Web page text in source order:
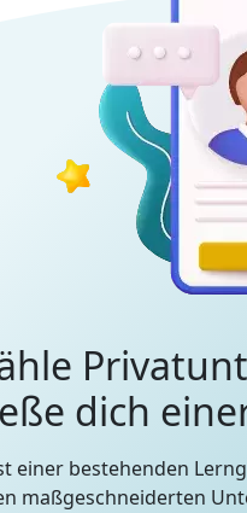
dich
einer bestehenden
maßgeschneiderten